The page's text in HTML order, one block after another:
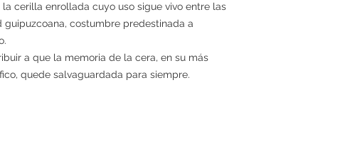
cerilla enrollada cuyo uso sigue vivo entre las
guipuzcoana, costumbre predestinada a
a que la memoria de la cera, en su más
quede salvaguardada para siempre.